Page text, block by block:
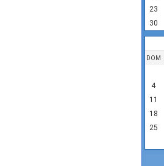
23
30
DOM
4
11
18
25